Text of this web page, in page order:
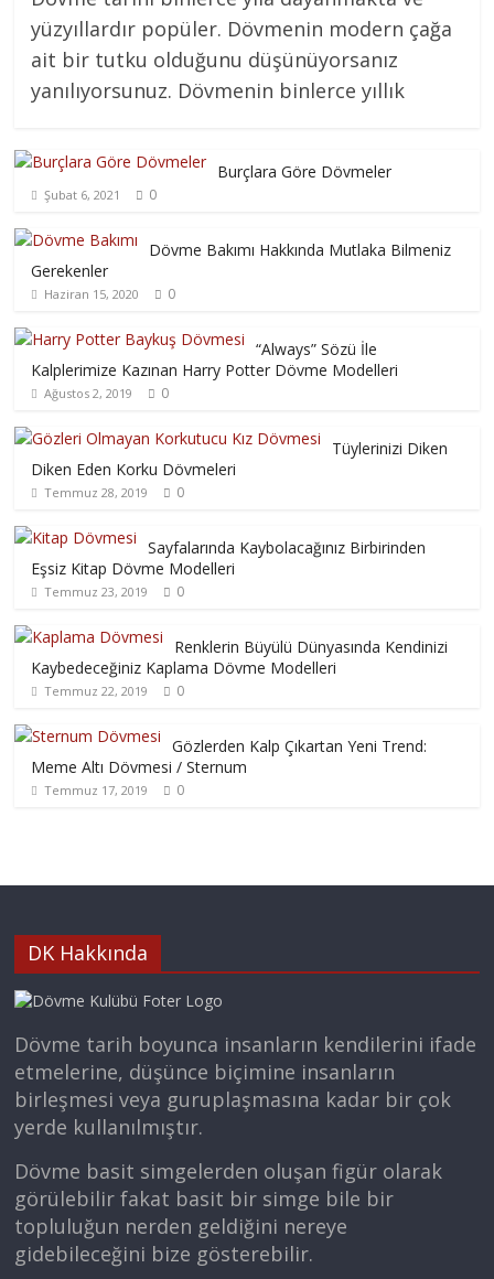
yüzyıllardır popüler. Dövmenin modern çağa
ait bir tutku olduğunu düşünüyorsanız
yanılıyorsunuz. Dövmenin binlerce yıllık
Burçlara Göre Dövmeler
Şubat 6, 2021 0
Dövme Bakımı Hakkında Mutlaka Bilmeniz
Gerekenler
Haziran 15, 2020 0
“Always” Sözü İle
Kalplerimize Kazınan Harry Potter Dövme Modelleri
Ağustos 2, 2019 0
Tüylerinizi Diken
Diken Eden Korku Dövmeleri
Temmuz 28, 2019 0
Sayfalarında Kaybolacağınız Birbirinden
Eşsiz Kitap Dövme Modelleri
Temmuz 23, 2019 0
Renklerin Büyülü Dünyasında Kendinizi
Kaybedeceğiniz Kaplama Dövme Modelleri
Temmuz 22, 2019 0
Gözlerden Kalp Çıkartan Yeni Trend:
Meme Altı Dövmesi / Sternum
Temmuz 17, 2019 0
DK Hakkında
Dövme tarih boyunca insanların kendilerini ifade
etmelerine, düşünce biçimine insanların
birleşmesi veya guruplaşmasına kadar bir çok
yerde kullanılmıştır.
Dövme basit simgelerden oluşan figür olarak
görülebilir fakat basit bir simge bile bir
topluluğun nerden geldiğini nereye
gidebileceğini bize gösterebilir.